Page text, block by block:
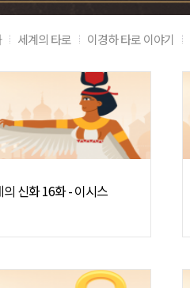
세계의 타로 이경하 타로 이야기
신화 16화 - 이시스